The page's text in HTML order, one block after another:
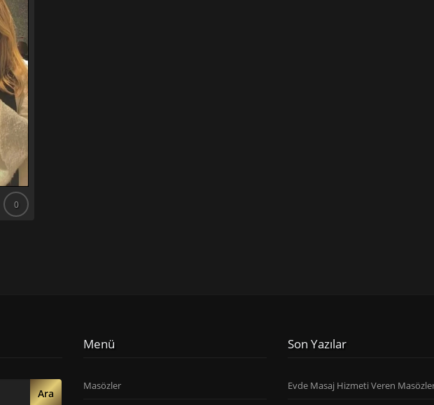
0
Ara
Menü
Masözler
Son Yazılar
Evde Masaj Hizmeti Veren